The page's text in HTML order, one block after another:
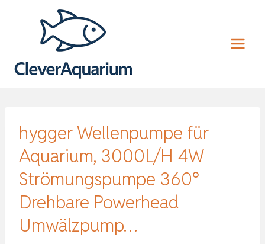
hygger Wellenpumpe für
Aquarium, 3000L/H 4W
Strömungspumpe 360°
Drehbare Powerhead
Umwälzpump…